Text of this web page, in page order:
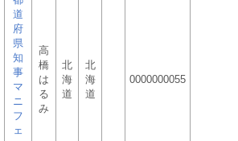
道
府
県
知
事
マ
ニ
フ
ェ
高
橋
は
る
み
北
海
道
北
海
道
0000000055